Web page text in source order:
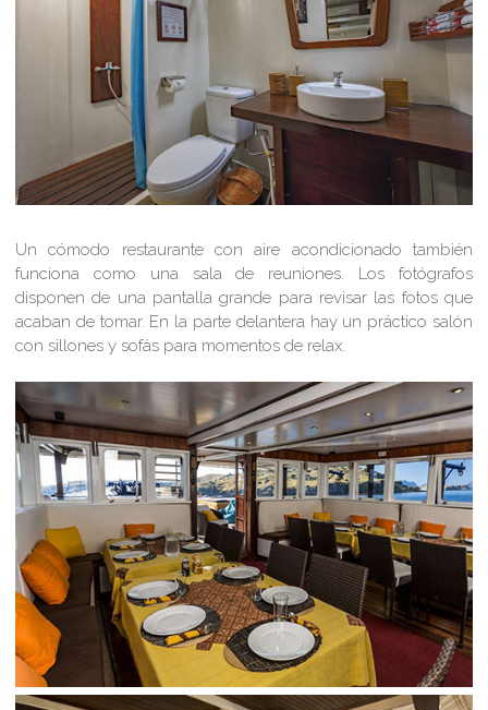
Un cómodo restaurante con aire acondicionado también
funciona como una sala de reuniones. Los fotógrafos
disponen de una pantalla grande para revisar las fotos que
acaban de tomar. En la parte delantera hay un práctico salón
con sillones y sofás para momentos de relax.